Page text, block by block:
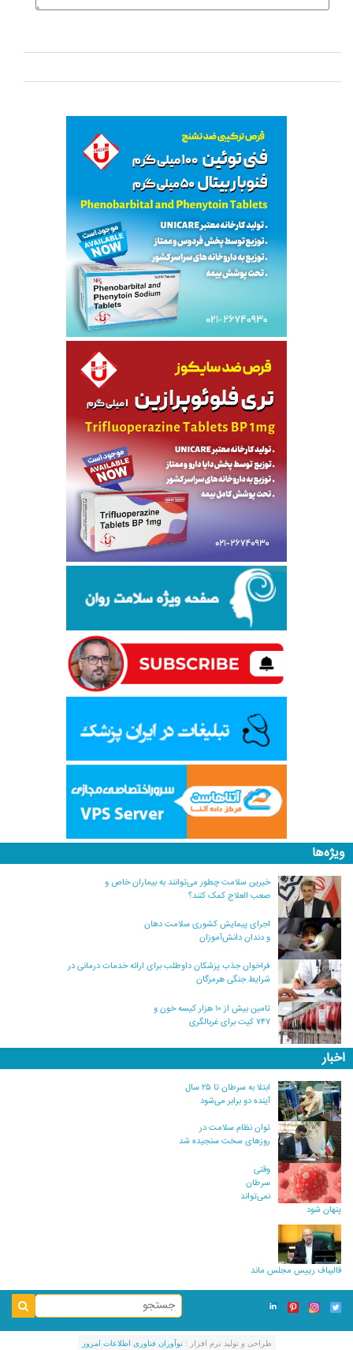
ویژه‌ها
خیرین سلامت چطور می‌توانند به بیماران خاص و
صعب العلاج کمک کنند؟
اجرای پیمایش کشوری سلامت دهان
و دندان دانش‌آموزان
فراخوان جذب پزشکان داوطلب برای ارائه خدمات درمانی در
شرایط جنگی هرمزگان
تامین بیش از ۱۰ هزار کیسه خون و
۷۴۷ کیت برای غربالگری
اخبار
ابتلا به سرطان تا ۲۵ سال
آینده دو برابر می‌شود
توان نظام سلامت در
روزهای سخت سنجیده شد
وقتی
سرطان
نمی‌تواند
پنهان شود
قالیباف رییس مجلس ماند
طراحی و توليد نرم افزار : نوآوران فناوری اطلاعات امروز